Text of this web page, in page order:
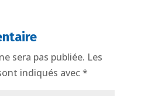
sera pas publiée. Les
indiqués avec*